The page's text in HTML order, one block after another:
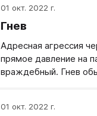
01 окт. 2022 г.
Гнев
Адресная агрессия
прямое давление на
враждебный. Гнев
01 окт. 2022 г.